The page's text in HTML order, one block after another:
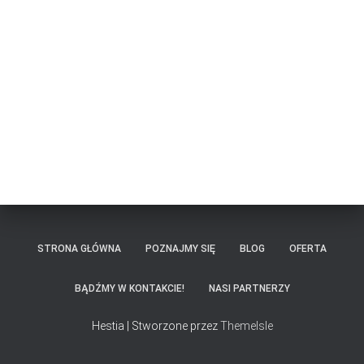
STRONA GŁÓWNA POZNAJMY SIĘ BLOG OFERTA
BĄDŹMY W KONTAKCIE! NASI PARTNERZY
Hestia | Stworzone przezThemeIsle